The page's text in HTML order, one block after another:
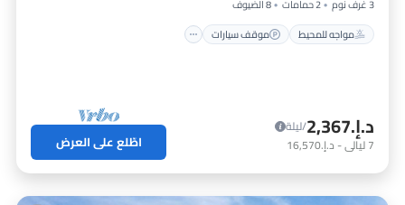
3 غرف نوم 2 حمامات
8 الضيوف
مواجه للمحيط
موقف سيارات
د.إ.‏2,367
/ليلة
7ليالي- د.إ.‏16,570 اطّلع على العرض